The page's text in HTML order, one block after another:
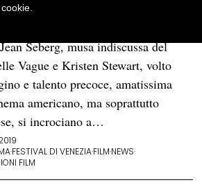
fuoco
Seberg, musa indiscussa del
Vague e Kristen Stewart, volto
e talento precoce, amatissima
americano, ma soprattutto
si incrociano a…
·FESTIVAL DI VENEZIA·FILM·NEWS·
FILM